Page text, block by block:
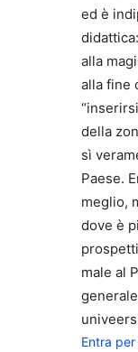
ed è
alla
alla fine
della
sì
Paese.
meglio,
dove è
male al
Entra